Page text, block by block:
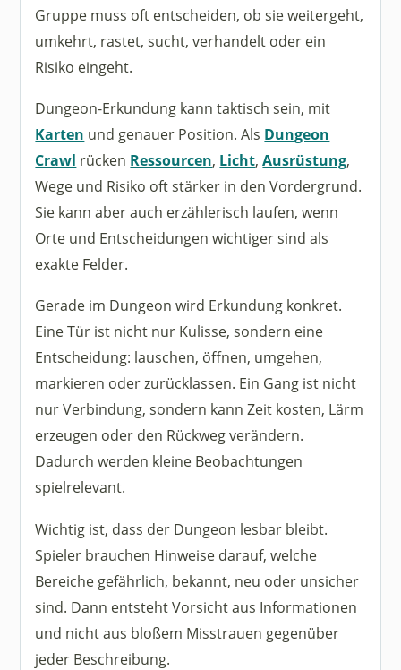
Gruppe muss oft entscheiden, ob sie weitergeht,
umkehrt, rastet, sucht, verhandelt oder ein
Risiko eingeht.
Dungeon-Erkundung kann taktisch sein, mit
Karten und genauer Position. Als Dungeon
Crawl rücken Ressourcen, Licht,Ausrüstung,
Wege und Risiko oft stärker in den Vordergrund.
Sie kann aber auch erzählerisch laufen, wenn
Orte und Entscheidungen wichtiger sind als
exakte Felder.
Gerade im Dungeon wird Erkundung konkret.
Eine Tür ist nicht nur Kulisse, sondern eine
Entscheidung: lauschen, öffnen, umgehen,
markieren oder zurücklassen. Ein Gang ist nicht
nur Verbindung, sondern kann Zeit kosten, Lärm
erzeugen oder den Rückweg verändern.
Dadurch werden kleine Beobachtungen
spielrelevant.
Wichtig ist, dass der Dungeon lesbar bleibt.
Spieler brauchen Hinweise darauf, welche
Bereiche gefährlich, bekannt, neu oder unsicher
sind. Dann entsteht Vorsicht aus Informationen
und nicht aus bloßem Misstrauen gegenüber
jeder Beschreibung.